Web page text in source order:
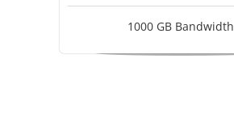
1000 GB Bandwidth